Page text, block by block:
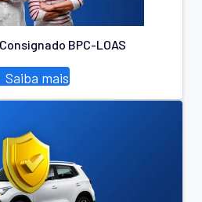
BPC-LOAS
Saiba mais